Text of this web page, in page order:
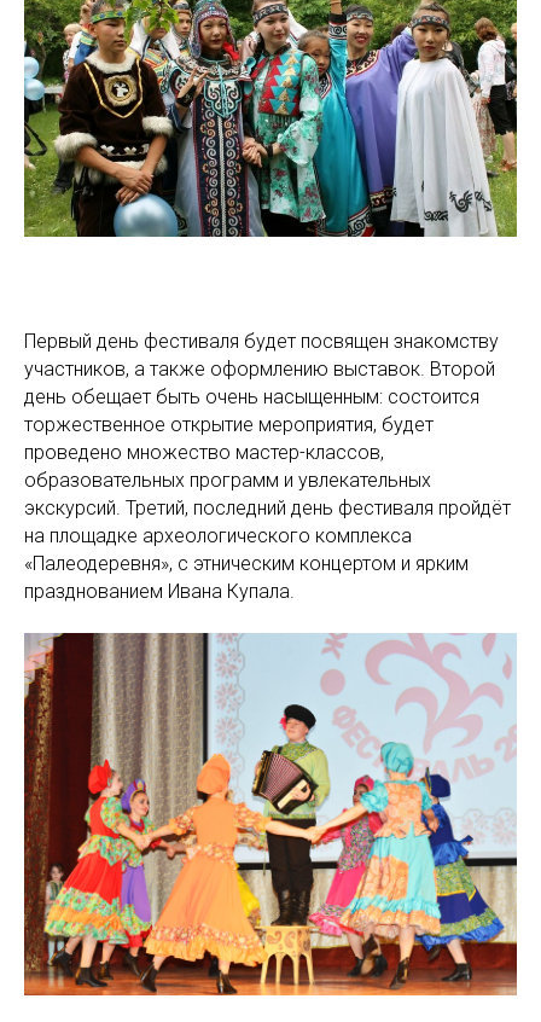
Первый день фестиваля будет посвящен знакомству
участников, а также оформлению выставок. Второй
день обещает быть очень насыщенным: состоится
торжественное открытие мероприятия, будет
проведено множество мастер-классов,
образовательных программ и увлекательных
экскурсий. Третий, последний день фестиваля пройдёт
на площадке археологического комплекса
«Палеодеревня», с этническим концертом и ярким
празднованием Ивана Купала.